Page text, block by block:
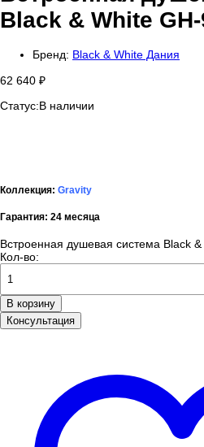
Black & White
Бренд: Black & White Дания
62 640 ₽
Статус:В наличии
Коллекция: Gravity
Гарантия: 24 месяца
Встроенная душевая система Black
Кол-во:
В корзину
Консультация